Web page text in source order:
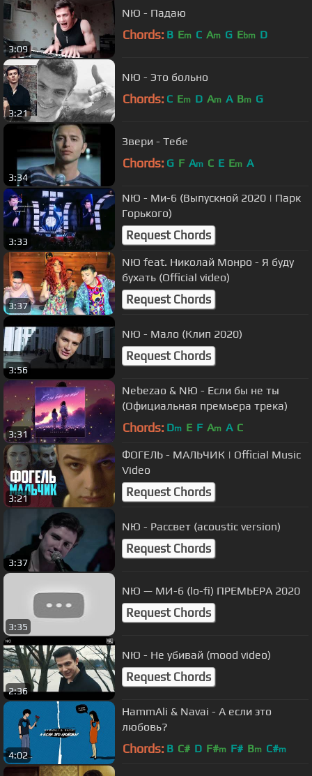
3:09
NЮ - Падаю
Chords: B Em C Am G Ebm D
3:21
NЮ - Это больно
Chords: C Em D Am A Bm G
3:34
Звери - Тебе
Chords: G F Am C E Em A
3:33
NЮ - Ми-6 (Выпускной 2020 | Парк
Горького)
Request Chords
3:37
NЮ feat. Николай Монро - Я буду
бухать (Official video)
Request Chords
3:56
NЮ - Мало (Клип 2020)
Request Chords
3:31
Nebezao & NЮ - Если бы не ты
(Официальная премьера трека)
Chords: Dm E F Am A C
3:21
ФОГЕЛЬ - МАЛЬЧИК | Official Music
Video
Request Chords
3:37
NЮ - Рассвет (acoustic version)
Request Chords
3:35
NЮ — МИ-6 (lo-fi) ПРЕМЬЕРА 2020
Request Chords
2:36
NЮ - Не убивай (mood video)
Request Chords
4:02
HammAli & Navai - А если это
любовь?
Chords: B C# D F#m F# Bm C#m